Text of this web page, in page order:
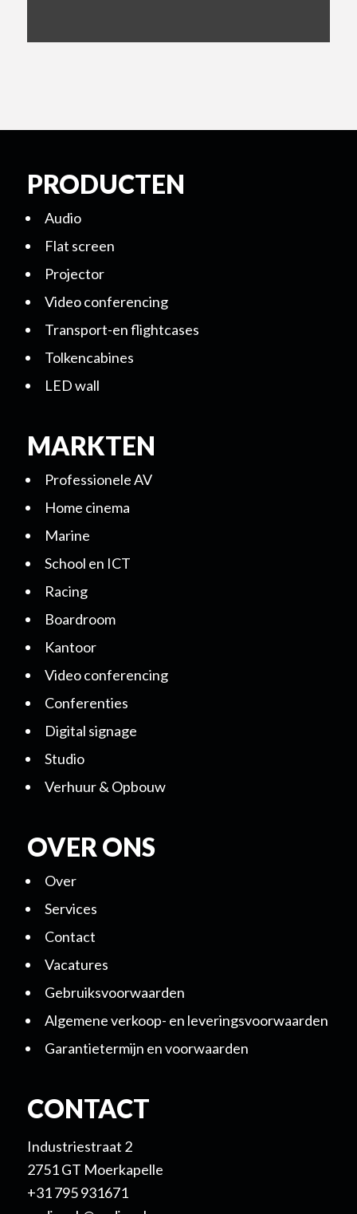
PRODUCTEN
Audio
Flat screen
Projector
Video conferencing
Transport-en flightcases
Tolkencabines
LED wall
MARKTEN
Professionele AV
Home cinema
Marine
School en ICT
Racing
Boardroom
Kantoor
Video conferencing
Conferenties
Digital signage
Studio
Verhuur & Opbouw
OVER ONS
Over
Services
Contact
Vacatures
Gebruiksvoorwaarden
Algemene verkoop- en leveringsvoorwaarden
Garantietermijn en voorwaarden
CONTACT
Industriestraat 2
2751 GT Moerkapelle
+31 795 931671